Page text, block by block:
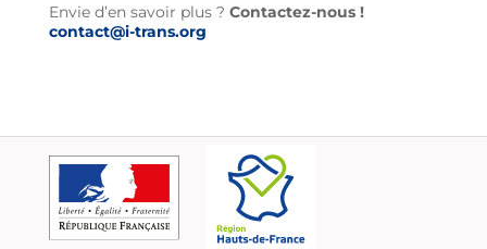
Envie d’en savoir plus ? Contactez-nous !
contact@i-trans.org